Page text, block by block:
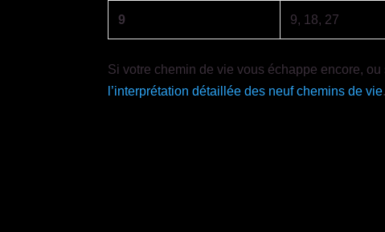
9 9, 18, 27
Si votre chemin de vie vous échappe encore,
l’interprétation détaillée des neuf chemins de vie